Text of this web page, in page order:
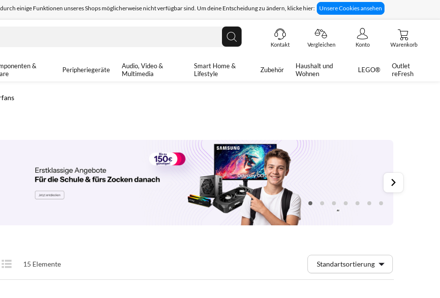
einige Funktionen unseres Shops möglicherweise nicht verfügbar sind. Um deine Entscheidung zu ändern, klicke hier: Unsere Cookies ansehen
14-tägiges Rückgaberecht Technische Unterstützung
Suche
Kontakt Vergleichen Konto Warenkorb
&
Peripheriegeräte
Audio, Video &
Multimedia
Smart Home &
Lifestyle
Zubehör
Haushalt und
Wohnen
LEGO®
Outlet
reFresh
Anzeigen
Liste 15 Elemente